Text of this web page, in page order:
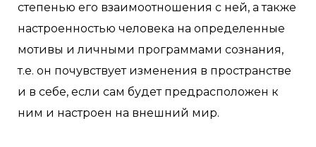
степенью его взаимоотношения с ней, а также
настроенностью человека на определенные
мотивы и личными программами сознания,
т.е. он почувствует изменения в пространстве
и в себе, если сам будет предрасположен к
ним и настроен на внешний мир.